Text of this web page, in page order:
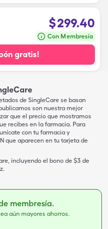
$299.40
Con Membresía
gratis!
de SingleCare se basan
son nuestra mejor
que el precio que mostramos
recibes en la farmacia. Para
con tu farmacia y
que aparecen en tu tarjeta de
incluyendo el bono de $3 de
membresía.
aún mayores ahorros.